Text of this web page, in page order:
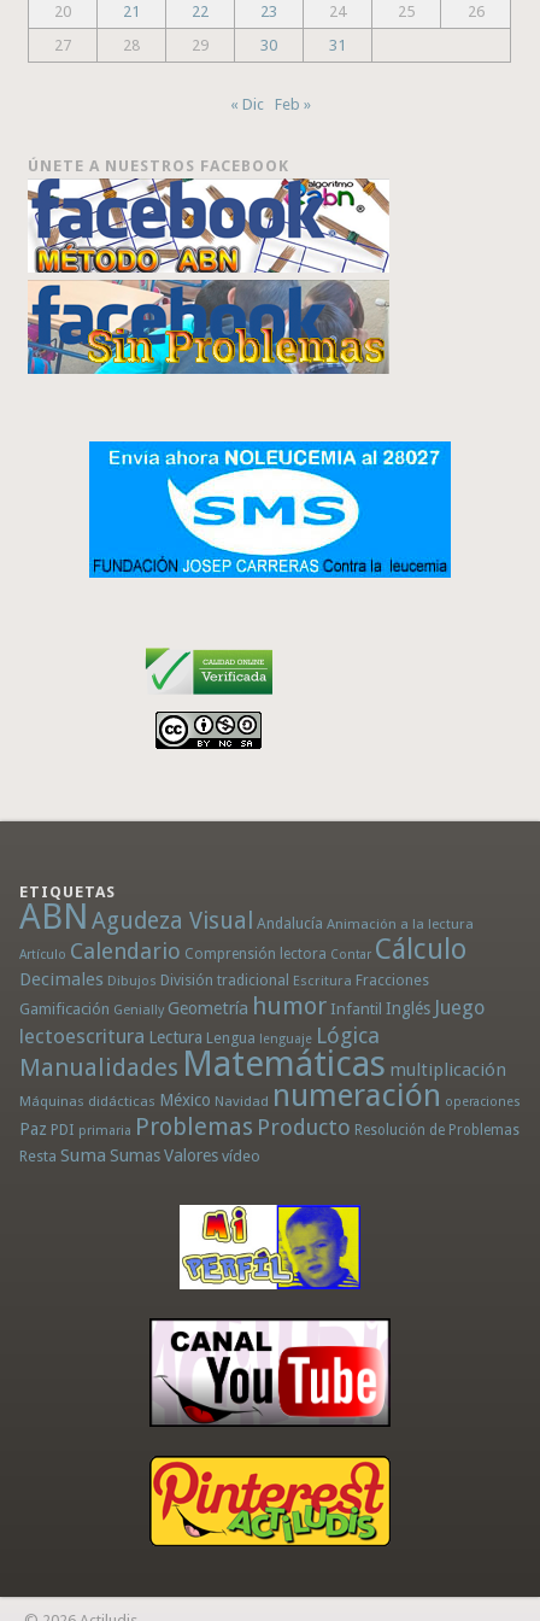
20
21 22 23 24 25
26
27
28 29 30 31
« Dic Feb »
ÚNETE A NUESTROS FACEBOOK
ETIQUETAS
ABN Agudeza Visual Andalucía Animación a la lectura
Artículo Calendario Comprensión lectora Contar Cálculo
Decimales Dibujos División tradicional Escritura Fracciones
Gamificación Genially Geometría humor Infantil Inglés Juego
lectoescritura Lectura Lengua lenguaje Lógica
Manualidades Matemáticas multiplicación
Máquinas didácticas México Navidad numeración operaciones
Paz PDI primaria Problemas Producto Resolución de Problemas
Resta Suma Sumas Valores vídeo